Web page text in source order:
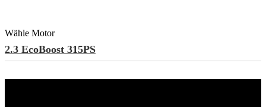
Wähle Motor
2.3 EcoBoost 315PS